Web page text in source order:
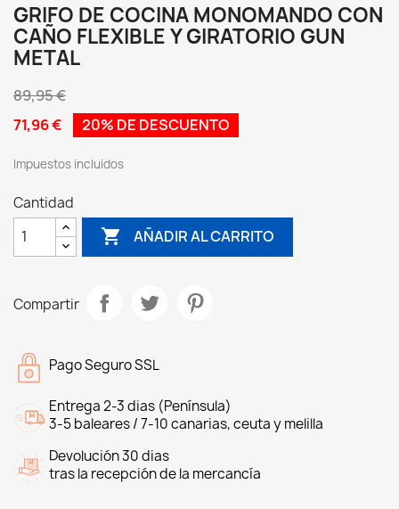
GRIFO DE COCINA MONOMANDO CON
CAÑO FLEXIBLE Y GIRATORIO GUN
METAL
89,95 €
71,96 €
20% DE DESCUENTO
Impuestos incluidos
Cantidad
 AÑADIR AL CARRITO
Compartir
Pago Seguro SSL
Entrega 2-3 dias (Península)
3-5 baleares / 7-10 canarias, ceuta y melilla
Devolución 30 dias
tras la recepción de la mercancía